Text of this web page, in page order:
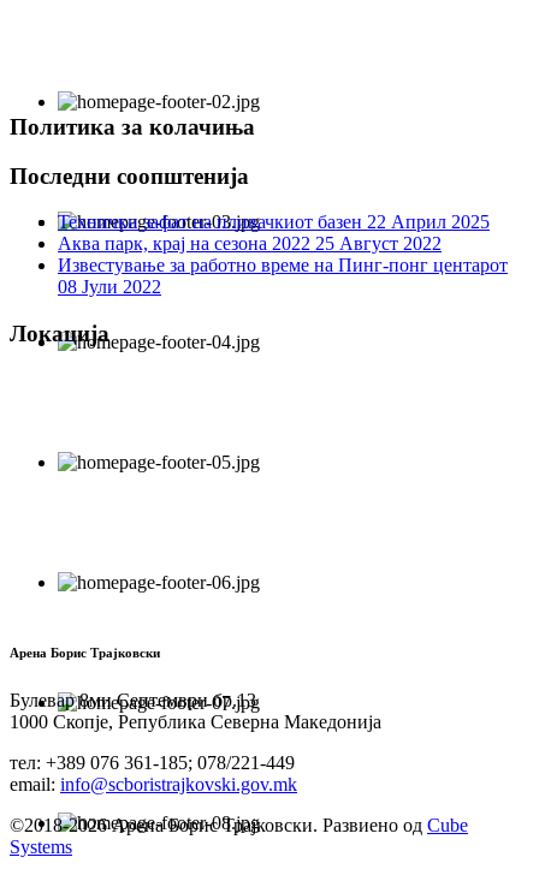
Политика за колачиња
Последни соопштенија
Технички зафат на пливачкиот базен 22 Април 2025
Аква парк, крај на сезона 2022 25 Август 2022
Известување за работно време на Пинг-понг центарот
08 Јули 2022
Локација
Арена Борис Трајковски
Булевар 8ми Септември бр.13
1000 Скопје, Република Северна Македонија
тел: +389 076 361-185; 078/221-449
email: info@scboristrajkovski.gov.mk
©2018-2026 Арена Борис Трајковски. Развиено од Cube
Systems